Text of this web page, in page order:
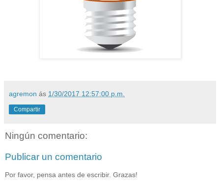
agremon ás 1/30/2017 12:57:00 p.m.
Compartir
Ningún comentario:
Publicar un comentario
Por favor, pensa antes de escribir. Grazas!